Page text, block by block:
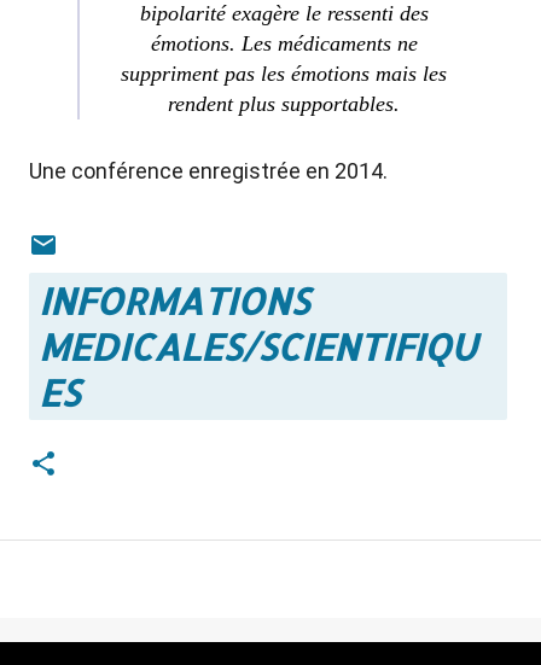
bipolarité exagère le ressenti des
émotions. Les médicaments ne
suppriment pas les émotions mais les
rendent plus supportables.
Une conférence enregistrée en 2014.
INFORMATIONS
MEDICALES/SCIENTIFIQU
ES